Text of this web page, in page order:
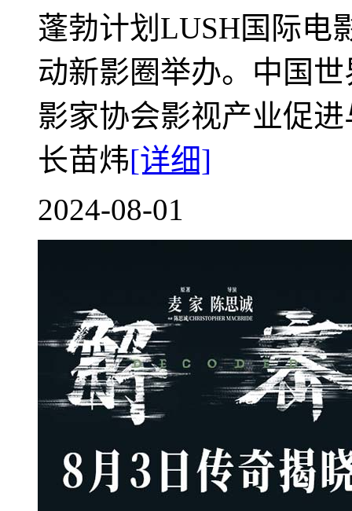
蓬勃计划LUSH国际电
动新影圈举办。中国
影家协会影视产业促
长苗炜[详细]
2024-08-01